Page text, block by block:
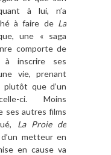
à lui, n’a
à faire de La
une « saga
comporte de
à inscrire ses
vie, prenant
plutôt que d’un
ci. Moins
ses autres films
La Proie de
metteur en
en cause va